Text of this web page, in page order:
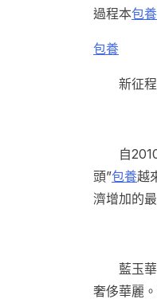
過程本包
包養
新征
自
頭”包養越
濟增加的
藍玉
奢侈華麗